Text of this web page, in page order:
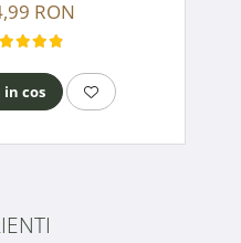
RON
in cos